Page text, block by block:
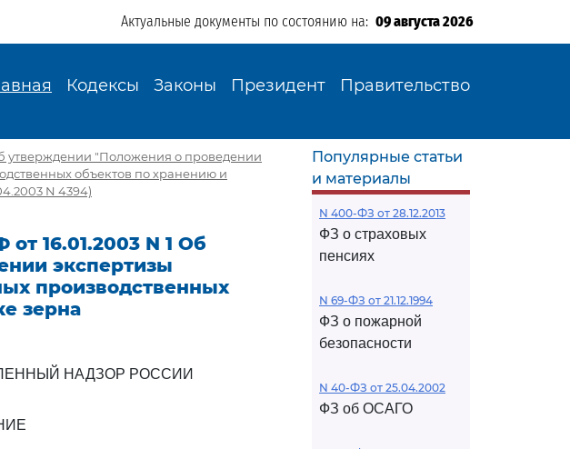
Актуальные документы по состоянию на: 09 августа 2026
Кодексы Законы Президент Правительство
утверждении "Положения о проведении
объектов по хранению и
N 4394)
16.01.2003 N 1 Об
экспертизы
производственных
зерна
НАДЗОР РОССИИ
Популярные статьи
и материалы
N 400-ФЗ от 28.12.2013
ФЗ о страховых
пенсиях
N 69-ФЗ от 21.12.1994
ФЗ о пожарной
безопасности
N 40-ФЗ от 25.04.2002
ФЗ об ОСАГО